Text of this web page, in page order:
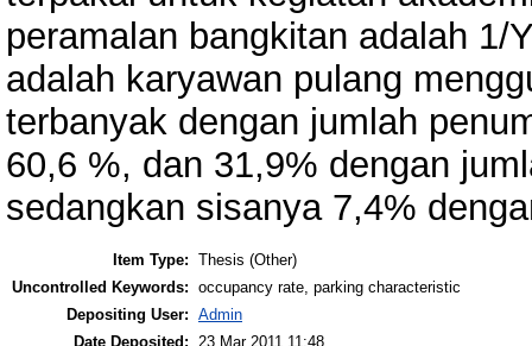
peramalan bangkitan adalah 1/
adalah karyawan pulang
terbanyak dengan jumlah
60,6 %, dan 31,9% dengan
sedangkan sisanya 7,4%
Item Type: Thesis (Other)
Uncontrolled Keywords: occupancy rate, parking characteristic
Depositing User: Admin
Date Deposited:
23 Mar 2011 11:48